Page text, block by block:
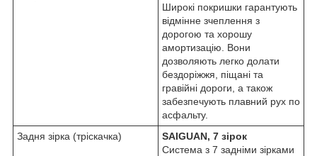
Широкі покришки гарантують
відмінне зчеплення з
дорогою та хорошу
амортизацію. Вони
дозволяють легко долати
бездоріжжя, піщані та
гравійні дороги, а також
забезпечують плавний рух по
асфальту.
Задня зірка (тріскачка)
SAIGUAN, 7 зірок
Система з 7 задніми зірками